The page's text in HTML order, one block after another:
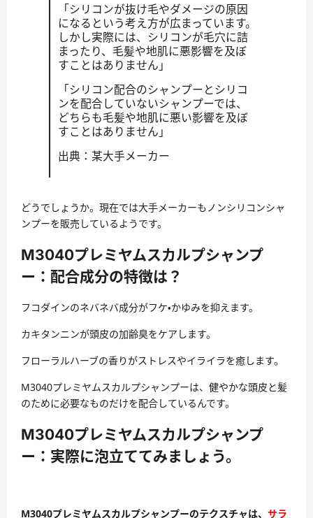
「シリコンが抜け毛やダメージの原因
になるという考え方が広まっています。
しかし実際には、シリコンが毛穴に詰
まったり、毛髪や地肌に悪影響を及ぼ
すことはありません」
「シリコン配合のシャンプーとシリコ
ンを配合していないシャンプーでは、
どちらも毛髪や地肌に悪い影響を及ぼ
すことはありません」
出典：某大手メーカー
どうでしょうか。現在では大手メーカーもノンシリコンシャ
ンプーを販売しているようです。
M3040プレミヤムスカルプシャンプ
ー：配合成分の特徴は？
フコダインのネバネバ成分がフケ・かゆみを抑えます。
カキタンニンが頭皮の加齢臭をケアします。
フローラルハーブの香りがストレスやイライラを癒します。
M3040プレミヤムスカルプシャンプーは、健やかな頭皮と髪
のために必要なものだけを配合しているんです。
M3040プレミヤムスカルプシャンプ
ー：実際に泡立ててみましょう。
M3040プレミヤムスカルプシャンプーのテクスチャは、 サラ